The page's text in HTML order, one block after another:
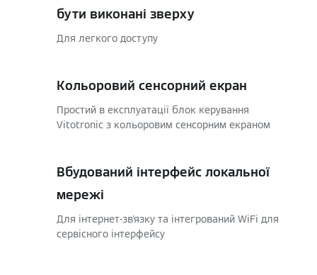
бути виконані зверху
Для легкого доступу
Кольоровий сенсорний екран
Простий в експлуатації блок керування
Vitotronic з кольоровим сенсорним екраном
Вбудований інтерфейс локальної
мережі
Для інтернет-зв'язку та інтегрований WiFi для
сервісного інтерфейсу